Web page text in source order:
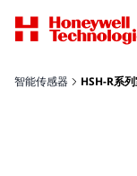
智能传感器 HSH-R系